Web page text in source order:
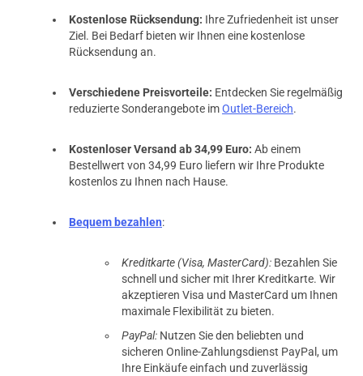
Kostenlose Rücksendung: Ihre Zufriedenheit ist unser
Ziel. Bei Bedarf bieten wir Ihnen eine kostenlose
Rücksendung an.
Verschiedene Preisvorteile: Entdecken Sie regelmäßig
reduzierte Sonderangebote imOutlet-Bereich.
Kostenloser Versand ab 34,99 Euro: Ab einem
Bestellwert von 34,99 Euro liefern wir Ihre Produkte
kostenlos zu Ihnen nach Hause.
Bequem bezahlen:
Kreditkarte (Visa, MasterCard): Bezahlen Sie
schnell und sicher mit Ihrer Kreditkarte. Wir
akzeptieren Visa und MasterCard um Ihnen
maximale Flexibilität zu bieten.
PayPal: Nutzen Sie den beliebten und
sicheren Online-Zahlungsdienst PayPal, um
Ihre Einkäufe einfach und zuverlässig